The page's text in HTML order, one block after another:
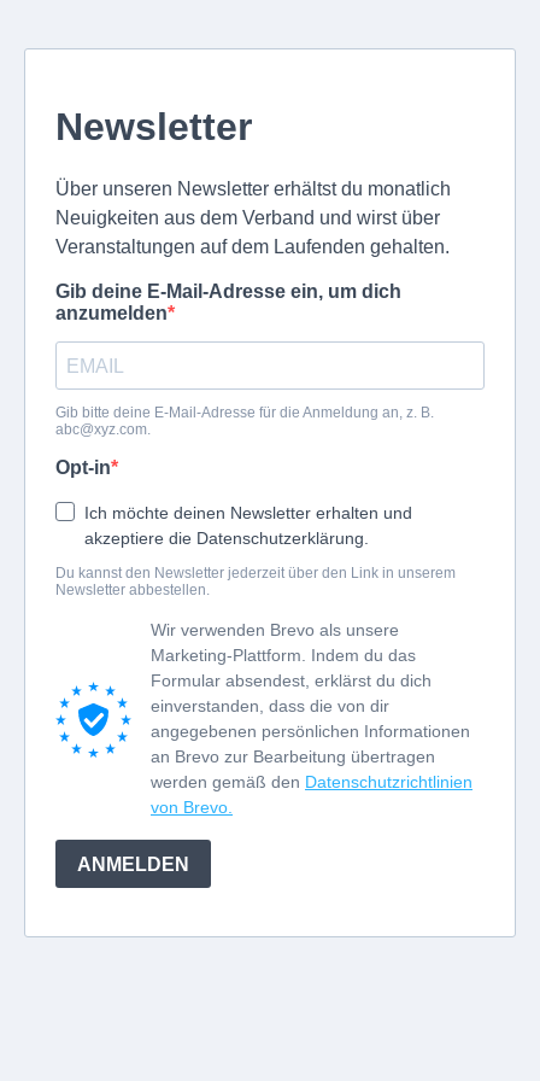
Newsletter
Über unseren Newsletter erhältst du monatlich
Neuigkeiten aus dem Verband und wirst über
Veranstaltungen auf dem Laufenden gehalten.
Gib deine E-Mail-Adresse ein, um dich
anzumelden
Gib bitte deine E-Mail-Adresse für die Anmeldung an, z. B.
abc@xyz.com.
Opt-in
Ich möchte deinen Newsletter erhalten und
akzeptiere die Datenschutzerklärung.
Du kannst den Newsletter jederzeit über den Link in unserem
Newsletter abbestellen.
Wir verwenden Brevo als unsere
Marketing-Plattform. Indem du das
Formular absendest, erklärst du dich
einverstanden, dass die von dir
angegebenen persönlichen Informationen
an Brevo zur Bearbeitung übertragen
werden gemäß den Datenschutzrichtlinien
von Brevo.
ANMELDEN